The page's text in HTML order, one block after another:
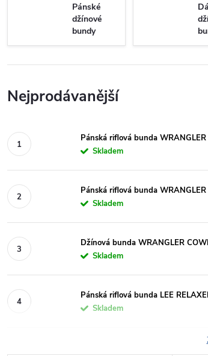
Pánské
džínové
bundy
Nejprodávanější
Pánská riflová bunda
Skladem
Pánská riflová bunda
Skladem
Džínová bunda WRANGLER
Skladem
Pánská riflová bunda LEE
Skladem